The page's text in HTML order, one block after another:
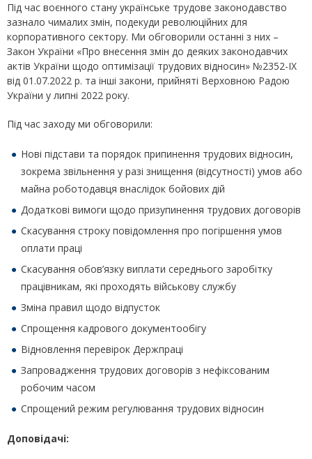
Під час воєнного стану українське трудове законодавство
зазнало чималих змін, подекуди революційних для
корпоративного сектору. Ми обговорили останні з них –
Закон України «Про внесення змін до деяких законодавчих
актів України щодо оптимізації трудових відносин» №2352-ІХ
від 01.07.2022 р. та інші закони, прийняті Верховною Радою
України у липні 2022 року.
Під час заходу ми обговорили:
Нові підстави та порядок припинення трудових відносин,
зокрема звільнення у разі знищення (відсутності) умов або
майна роботодавця внаслідок бойових дій
Додаткові вимоги щодо призупинення трудових договорів
Скасування строку повідомлення про погіршення умов
оплати праці
Скасування обов’язку виплати середнього заробітку
працівникам, які проходять військову службу
Зміна правил щодо відпусток
Спрощення кадрового документообігу
Відновлення перевірок Держпраці
Запровадження трудових договорів з нефіксованим
робочим часом
Спрощений режим регулювання трудових відносин
Доповідачі: